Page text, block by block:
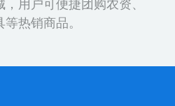
热销商品。